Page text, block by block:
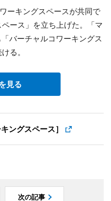
ーキングスペースが共同で
ース」を立ち上げた。「マ
バーチャルコワーキングス
る。
見る
ングスペース］
次の記事